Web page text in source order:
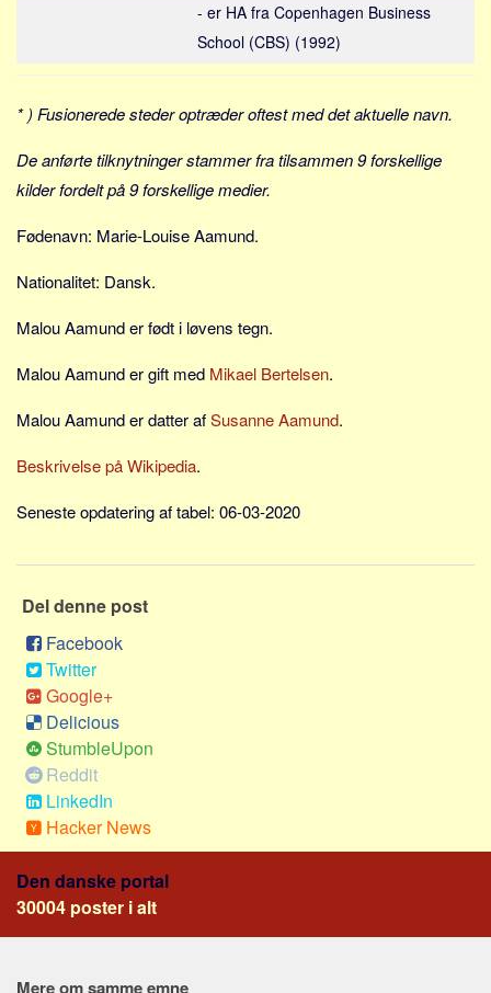
Alle
Meta
Dokumenttyper
Emner
Skribenter
Steder
Kilder
Om
Redigering
Tekstannoncer
- er HA fra Copenhagen Business
School (CBS) (1992)
* ) Fusionerede steder optræder oftest med det aktuelle navn.
De anførte tilknytninger stammer fra tilsammen 9 forskellige
kilder fordelt på 9 forskellige medier.
Fødenavn: Marie-Louise Aamund.
Nationalitet: Dansk.
Malou Aamund er født i løvens tegn.
Malou Aamund er gift med Mikael Bertelsen.
Malou Aamund er datter afSusanne Aamund.
Beskrivelse på Wikipedia.
Seneste opdatering af tabel: 06-03-2020
Del denne post
Facebook
Twitter
Google+
Delicious
StumbleUpon
Reddit
LinkedIn
Hacker News
Den danske portal
30004 poster i alt
Mere om samme emne